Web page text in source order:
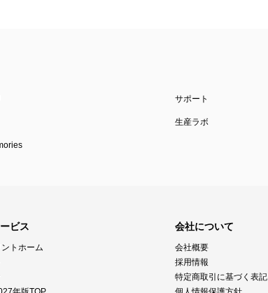
サポート
生産ラボ
ビス
トホーム
会社について
会社概要
採用情報
特定商取引に基づく表記